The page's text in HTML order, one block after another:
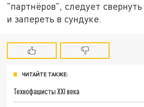
"партнёров", следует свернуть
и запереть в сундуке.
ЧИТАЙТЕ ТАКЖЕ:
Технофашисты XXI века